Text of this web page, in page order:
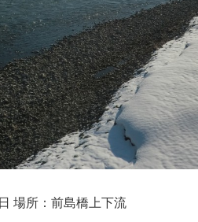
場所：前島橋上下流